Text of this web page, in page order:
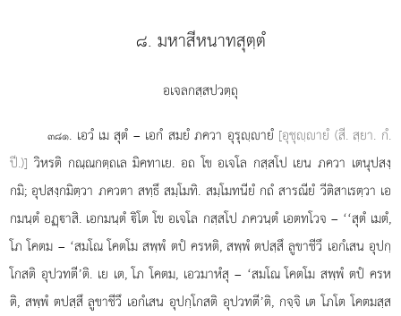
๘. มหาสีหนาทสุตฺตํ
อเจลกสฺสปวตฺถุ
๓๘๑. เอวํ เม สุตํ – เอกํ สมยํ ภควา อุรุฺายํ [อุชุฺายํ (สี. สฺยา. กํ.
ปี.)] วิหรติ กณฺณกตฺถเล มิคทาเย. อถ โข อเจโล กสฺสโป เยน ภควา เตนุปสงฺ
กมิ; อุปสงฺกมิตฺวา ภควตา สทฺธึ สมฺโมทิ. สมฺโมทนียํ กถํ สารณียํ วีติสาเรตฺวา เอ
กมนฺตํ อฏฺาสิ. เอกมนฺตํ ิโต โข อเจโล กสฺสโป ภควนฺตํ เอตทโวจ – ‘‘สุตํ เมตํ,
โภ โคตม – ‘สมโณ โคตโม สพฺพํ ตปํ ครหติ, สพฺพํ ตปสฺสึ ลูขาชีวึ เอกํเสน อุปกฺ
โกสติ อุปวทตี’ติ. เย เต, โภ โคตม, เอวมาหํสุ – ‘สมโณ โคตโม สพฺพํ ตปํ ครห
ติ, สพฺพํ ตปสฺสึ ลูขาชีวึ เอกํเสน อุปกฺโกสติ อุปวทตี’ติ, กจฺจิ เต โภโต โคตมสฺส